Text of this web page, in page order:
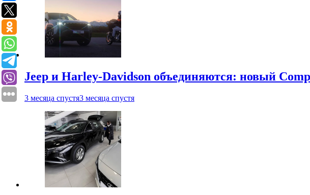
Jeep и Harley-Davidson объединяются: новый
3 месяца спустя3 месяца спустя